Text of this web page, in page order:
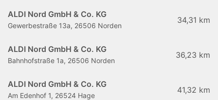
ALDI Nord GmbH & Co. KG
Gewerbestraße 13a, 26506 Norden
34,31 km
ALDI Nord GmbH & Co. KG
Bahnhofstraße 1a, 26506 Norden
36,23 km
ALDI Nord GmbH & Co. KG
Am Edenhof 1, 26524 Hage
41,32 km